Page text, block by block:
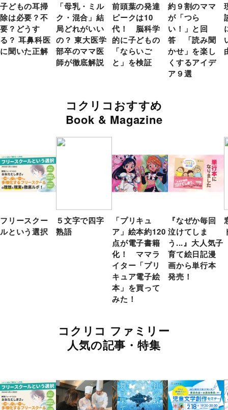
子どもの耳掃
除は必要？不
要？どうす
る？ 耳鼻科医
に聞いた正解
「母乳・ミル
ク・混合」結
局どれがいい
の？ 東大医学
部卒のママ医
師が徹底解説
前頭葉の発達
ピークは10
代！ 脳科学
的に子どもの
「ならいご
と」を検証
約９割のママ
が「つら
い！」と回
答 「読み聞
かせ」を楽し
くするアイデ
ア９選
コクリコおすすめ
Book & Magazine
フリースクー
ルという選択
５文字で四字
熟語
「プリキュ
ア」絵本約120
点が電子書籍
化！ ママラ
イター「プリ
キュア電子絵
本」を買って
みた！
『なぜか毎回
泣けてしま
う...』大人気子
育て絵日記漫
画から単行本
発売！
コクリコ ファミリー
人気の記事・特集